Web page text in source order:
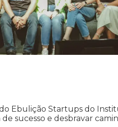
Ebulição Startups do
sucesso e desbravar